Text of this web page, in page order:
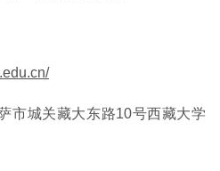
市城关藏大东路10号西藏大学